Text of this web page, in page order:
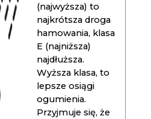
(najwyższa) to
najkrótsza droga
hamowania, klasa
E (najniższa)
najdłuższa.
Wyższa klasa, to
lepsze osiągi
ogumienia.
Przyjmuje się, że